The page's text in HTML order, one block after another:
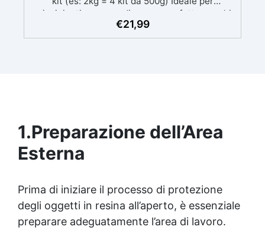
principianti: a prova di errore, perfetta per chi
inizia. Sempre lucida: garantisce una finitura
brillante e uniforme in ogni condizione.
€21,99
1.Preparazione dell’Area
Esterna
Prima di iniziare il processo di protezione
degli oggetti in resina all’aperto, è essenziale
preparare adeguatamente l’area di lavoro.